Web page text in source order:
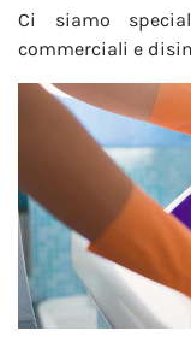
Ci siamo
commerciali e